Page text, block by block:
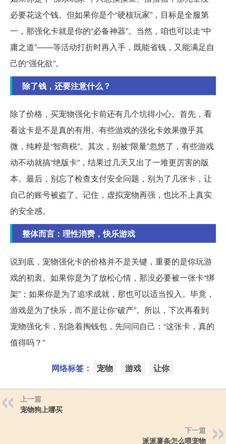
必要花这个钱。但如果你是个“硬核玩家”，目标是全服第
一，那强化卡就是你的“必备神器”。当然，咱也可以走“中
庸之道”——等活动打折时再入手，既能省钱，又能满足自
己的“强化欲”。
除了钱，还要注意什么？
除了价格，买宠物强化卡前还有几个坑得小心。首先，看
看这卡是不是真的有用。有些游戏的强化卡效果微乎其
微，纯粹是“智商税”。其次，别被“限量”忽悠了，有些游戏
动不动就搞“绝版卡”，结果过几天又出了一堆更厉害的版
本。最后，别忘了检查支付安全问题，别为了几张卡，让
自己的账号被盗了。记住，虚拟宠物再强，也比不上真实
的安全感。
整体而言：理性消费，快乐游戏
说到底，宠物强化卡的价格并不是关键，重要的是你玩游
戏的初衷。如果你是为了放松心情，那没必要被一张卡“绑
架”；如果你是为了追求成就，那也可以适当投入。毕竟，
游戏是为了快乐，而不是让你“破产”。所以，下次再看到
宠物强化卡，别急着掏钱包，先问问自己：“这张卡，真的
值得吗？”
网络标签： 宠物 游戏 让你
上一篇
宠物狗上哪买
下一篇
派派薯条怎么喂宠物